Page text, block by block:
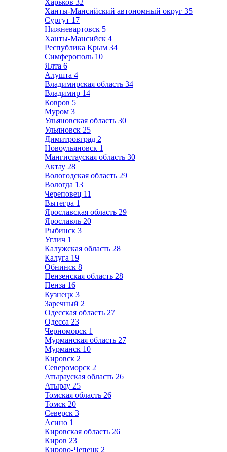
Харьков 32
Ханты-Мансийский автономный округ 35
Сургут 17
Нижневартовск 5
Ханты-Мансийск 4
Республика Крым 34
Симферополь 10
Ялта 6
Алушта 4
Владимирская область 34
Владимир 14
Ковров 5
Муром 3
Ульяновская область 30
Ульяновск 25
Димитровград 2
Новоульяновск 1
Мангистауская область 30
Актау 28
Вологодская область 29
Вологда 13
Череповец 11
Вытегра 1
Ярославская область 29
Ярославль 20
Рыбинск 3
Углич 1
Калужская область 28
Калуга 19
Обнинск 8
Пензенская область 28
Пенза 16
Кузнецк 3
Заречный 2
Одесская область 27
Одесса 23
Черноморск 1
Мурманская область 27
Мурманск 10
Кировск 2
Североморск 2
Атырауская область 26
Атырау 25
Томская область 26
Томск 20
Северск 3
Асино 1
Кировская область 26
Киров 23
Кирово-Чепецк 2